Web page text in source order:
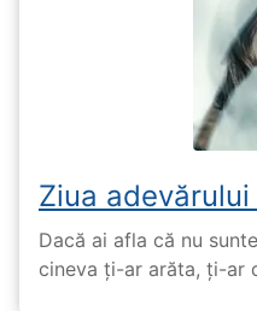
Ziua
Dacă ai afla că nu
cineva ți-ar arăta, ți-ar